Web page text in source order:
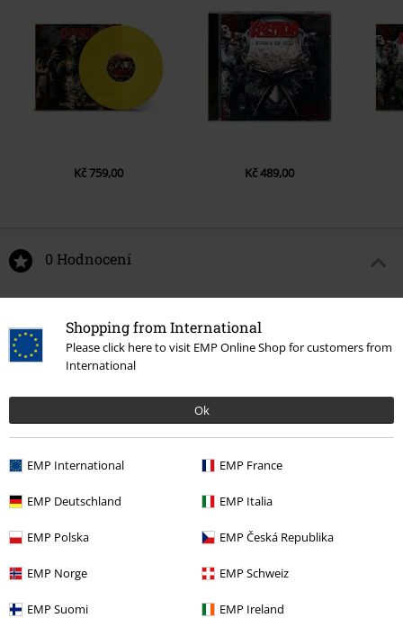
Shopping from International
Please click here to visit EMP Online Shop for customers from
International
Ok
EMP International EMP France
EMP Deutschland EMP Italia
EMP Polska EMP Česká Republika
EMP Norge EMP Schweiz
EMP Suomi EMP Ireland
Kč 759,00 Kč 489,00
0 Hodnocení
Napsat hodnocení
Naposledy navštívené